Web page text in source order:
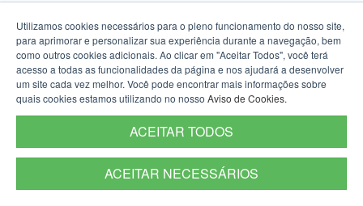
atual e na BNCC”, proferida pela professora doutora
Jaqueline Moll, da Uergs. (24/03)
Aprovadoscredenciamentos
dos cursos de
Bacharelado em Agronomia, da Uergs em Santana
do Livramento, e de Ciência e Tecnologia de
Alimentos, das Unidades em Caxias do Sul, Cruz Alta
nos conselhos regionais de Química e
Utilizamos cookies necessários para o pleno funcionamento do nosso site,
para aprimorar e personalizar sua experiência durante a navegação, bem
como outros cookies adicionais. Ao clicar em "Aceitar Todos", você terá
acesso a todas as funcionalidades da página e nos ajudará a desenvolver
um site cada vez melhor. Você pode encontrar mais informações sobre
quais cookies estamos utilizando no nosso Aviso de Cookies.
ACEITAR TODOS
ACEITAR NECESSÁRIOS